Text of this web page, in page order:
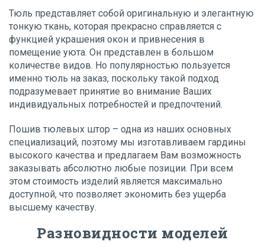
Тюль представляет собой оригинальную и элегантную
тонкую ткань, которая прекрасно справляется с
функцией украшения окон и привнесения в
помещение уюта. Он представлен в большом
количестве видов. Но популярностью пользуется
именно тюль на заказ, поскольку такой подход
подразумевает принятие во внимание Ваших
индивидуальных потребностей и предпочтений.
Пошив тюлевых штор – одна из наших основных
специализаций, поэтому мы изготавливаем гардины
высокого качества и предлагаем Вам возможность
заказывать абсолютно любые позиции. При всем
этом стоимость изделий является максимально
доступной, что позволяет экономить без ущерба
высшему качеству.
Разновидности моделей